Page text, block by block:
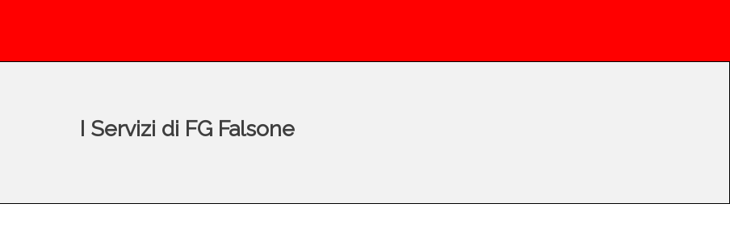
I Servizi di FG Falsone